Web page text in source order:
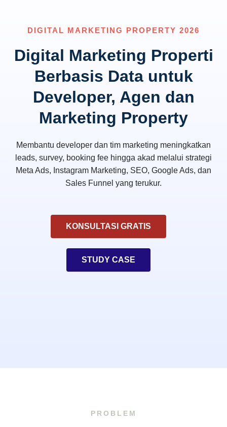
DIGITAL MARKETING PROPERTY 2026
Digital Marketing Properti
Berbasis Data untuk
Developer, Agen dan
Marketing Property
Membantu developer dan tim marketing meningkatkan
leads, survey, booking fee hingga akad melalui strategi
Meta Ads, Instagram Marketing, SEO, Google Ads, dan
Sales Funnel yang terukur.
KONSULTASI GRATIS
STUDY CASE
PROBLEM